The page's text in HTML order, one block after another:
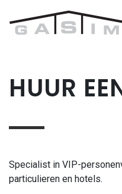
Main
HUUR
Specialist in VIP-
particulieren en hotels.